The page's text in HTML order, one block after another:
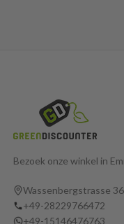
Bezoek onze winkel in
Wassenbergstrasse
+49-28229766472
+49-15146476763